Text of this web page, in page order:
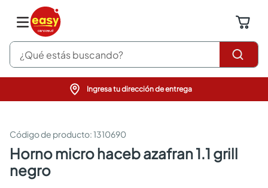
¿Qué estás buscando?
Ingresa tu dirección de entrega
:1310690
horno micro haceb azafran 1.1 grill
negro
pinturas
sanitarios
comedor
escritorio